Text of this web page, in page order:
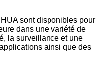
sont disponibles pour
dans une variété de
la surveillance et une
ainsi que des